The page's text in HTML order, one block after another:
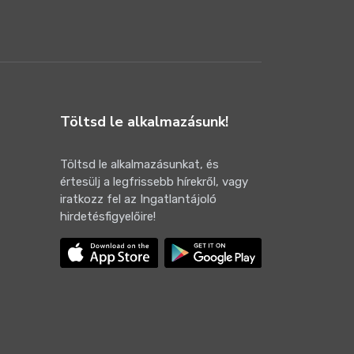
Töltsd le alkalmazásunk!
Töltsd le alkalmazásunkat, és
értesülj a legfrissebb hírekről, vagy
iratkozz fel az Ingatlantájoló
hirdetésfigyelőire!